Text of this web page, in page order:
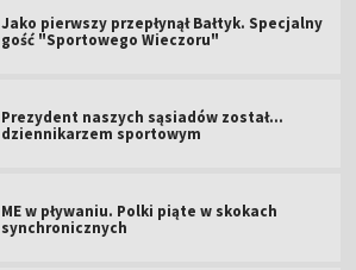
Jako pierwszy przepłynął Bałtyk. Specjalny
gość "Sportowego Wieczoru"
Prezydent naszych sąsiadów został...
dziennikarzem sportowym
ME w pływaniu. Polki piąte w skokach
synchronicznych